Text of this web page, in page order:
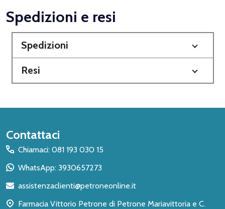
Spedizioni e resi
Spedizioni
Resi
Inizio
del
piè
pagina
Contattaci
Chiamaci: 081 193 030 15
WhatsApp: 3930657273
assistenzaclienti@petroneonline.it
Farmacia Vittorio Petrone di Petrone Mariavittoria e C.